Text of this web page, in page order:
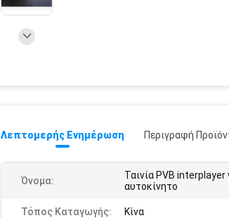
Λεπτομερής Ενημέρωση Περιγραφή
Όνομα:
Ταινία PVB interplayer
αυτοκίνητο
Τόπος Καταγωγής: Κίνα